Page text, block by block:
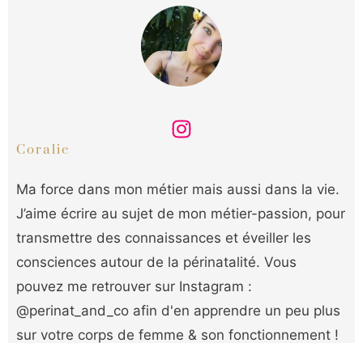
Coralie
Ma force dans mon métier mais aussi dans la vie.
J’aime écrire au sujet de mon métier-passion, pour
transmettre des connaissances et éveiller les
consciences autour de la périnatalité. Vous
pouvez me retrouver sur Instagram :
@perinat_and_co afin d'en apprendre un peu plus
sur votre corps de femme & son fonctionnement !